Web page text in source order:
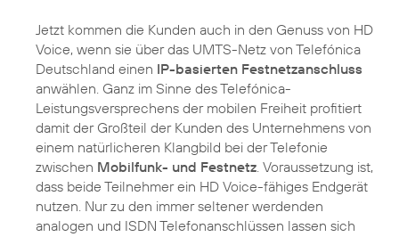
Jetzt kommen die Kunden auch in den Genuss von HD
Voice, wenn sie über das UMTS-Netz von Telefónica
Deutschland einen IP-basierten Festnetzanschluss
anwählen. Ganz im Sinne des Telefónica-
Leistungsversprechens der mobilen Freiheit profitiert
damit der Großteil der Kunden des Unternehmens von
einem natürlicheren Klangbild bei der Telefonie
zwischen Mobilfunk- und Festnetz . Voraussetzung ist,
dass beide Teilnehmer ein HD Voice-fähiges Endgerät
nutzen. Nur zu den immer seltener werdenden
analogen und ISDN Telefonanschlüssen lassen sich